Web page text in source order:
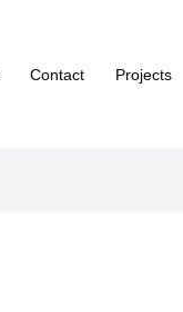
Contact Projects